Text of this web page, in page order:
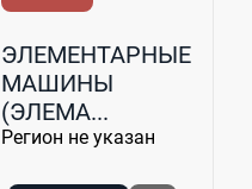
ЭЛЕМЕНТАРНЫЕ
МАШИНЫ
(ЭЛЕМА...
Регион не указан